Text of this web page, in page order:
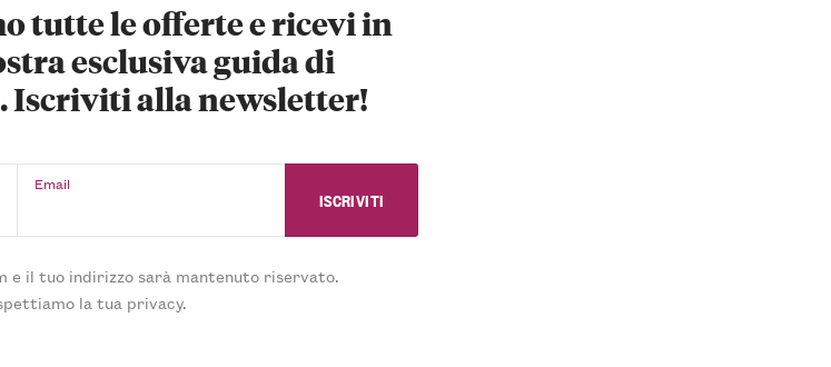
tutte le offerte e ricevi in
esclusiva guida di
Iscriviti alla newsletter!
Email
e il tuo indirizzo sarà mantenuto riservato.
la tua privacy.